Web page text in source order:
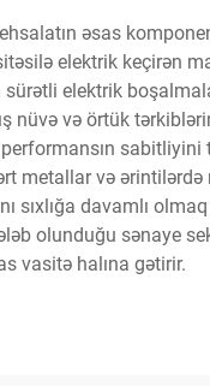
əsas
elektrik keçirən
elektrik
nüvə və örtük
sabitliyini
metallar və
davamlı
olunduğu sənaye
vasitə halına gətirir.